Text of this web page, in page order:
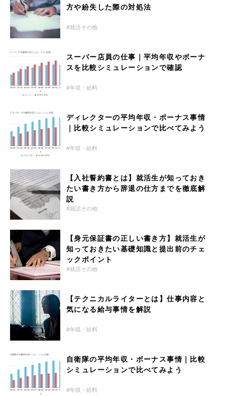
方や紛失した際の対処法
就活その他
スーパー店員の仕事｜平均年収やボーナ
スを比較シミュレーションで確認
年収・給料
ディレクターの平均年収・ボーナス事情
｜比較シミュレーションで比べてみよう
年収・給料
【入社誓約書とは】就活生が知っておき
たい書き方から辞退の仕方までを徹底解
説
就活その他
【身元保証書の正しい書き方】就活生が
知っておきたい基礎知識と提出前のチェ
ックポイント
就活その他
【テクニカルライターとは】仕事内容と
気になる給与事情を解説
年収・給料
自衛隊の平均年収・ボーナス事情｜比較
シミュレーションで比べてみよう
年収・給料